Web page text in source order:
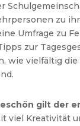
zu
Umfrage zu
zur
wie vielfältig
gilt der
viel Kreativität